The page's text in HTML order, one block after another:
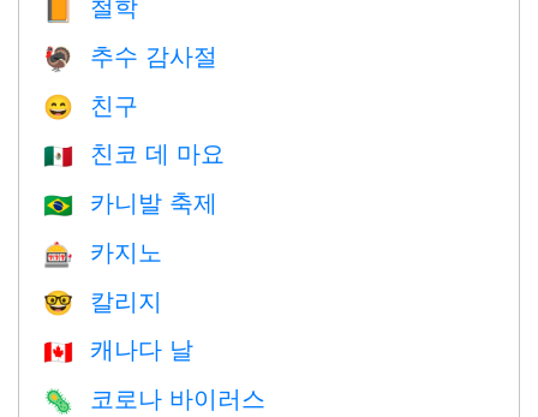
📙
🦃 추수 감사절
😄 친구
🇲🇽 친코 데 마요
🇧🇷 카니발 축제
🎰 카지노
🤓 칼리지
🇨🇦 캐나다 날
🦠 코로나 바이러스